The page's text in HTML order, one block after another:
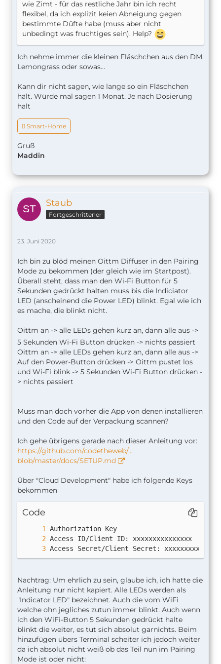
wie Zimt - für das restliche Jahr bin ich recht
flexibel, da ich explizit keien Abneigung gegen
bestimmte Düfte habe (muss aber nicht
unbedingt was fruchtiges sein). Help?
Ich nehme immer die kleinen Fläschchen aus den DM.
Lemongrass oder sowas...
Kann dir nicht sagen, wie lange so ein Fläschchen
hält. Würde mal sagen 1 Monat. Je nach Dosierung
halt
 Smart-Home
Gruß
Maddin
Staub
Fortgeschrittener
23. Juni 2020
Ich bin zu blöd meinen Oittm Diffuser in den Pairing
Mode zu bekommen (der gleich wie im Startpost).
Überall steht, dass man den Wi-Fi Button für 5
Sekunden gedrückt halten muss bis die Indiciator
LED (anscheinend die Power LED) blinkt. Egal wie ich
es mache, die blinkt nicht.
Oittm an -> alle LEDs gehen kurz an, dann alle aus ->
5 Sekunden Wi-Fi Button drücken -> nichts passiert
Oittm an -> alle LEDs gehen kurz an, dann alle aus ->
Auf den Power-Button drücken -> Oittm pustet los
und Wi-Fi blink -> 5 Sekunden Wi-Fi Button drücken -
> nichts passiert
Muss man doch vorher die App von denen installieren
und den Code auf der Verpackung scannen?
Ich gehe übrigens gerade nach dieser Anleitung vor:
https://github.com/codetheweb/…
blob/master/docs/SETUP.md
Über "Cloud Development" habe ich folgende Keys
bekommen
Code
Access Secret/Client Secret:
Nachtrag: Um ehrlich zu sein, glaube ich, ich hatte die
Anleitung nur nicht kapiert. Alle LEDs werden als
"Indicator LED" bezeichnet. Auch die vom WiFi
welche ohn jegliches zutun immer blinkt. Auch wenn
ich den WiFi-Button 5 Sekunden gedrückt halte
blinkt die weiter, es tut sich absolut garnichts. Beim
hinzufügen übers Terminal scheiter ich jedoch weiter
da ich absolut nicht weiß ob das Teil nun im Pairing
Mode ist oder nicht: